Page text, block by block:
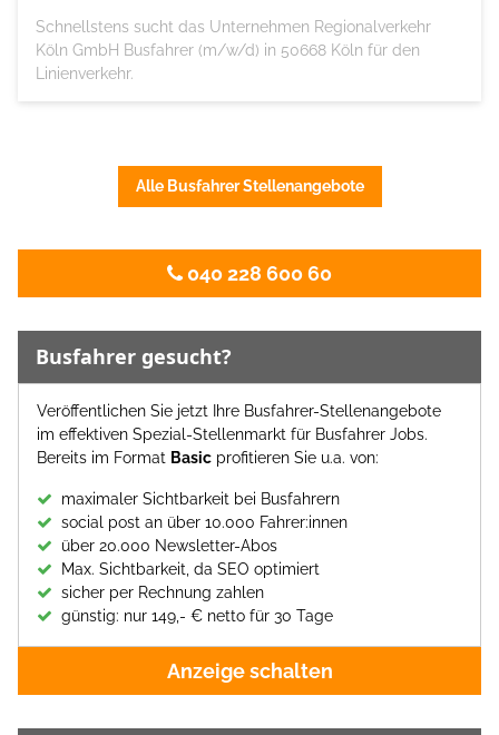
Schnellstens sucht das Unternehmen Regionalverkehr
Köln GmbH Busfahrer (m/w/d) in 50668 Köln für den
Linienverkehr.
Alle Busfahrer Stellenangebote
040 228 600 60
Busfahrer gesucht?
Veröffentlichen Sie jetzt Ihre Busfahrer-Stellenangebote
im effektiven Spezial-Stellenmarkt für Busfahrer Jobs.
Bereits im Format Basic profitieren Sie u.a. von:
maximaler Sichtbarkeit bei Busfahrern
social post an über 10.000 Fahrer:innen
über 20.000 Newsletter-Abos
Max. Sichtbarkeit, da SEO optimiert
sicher per Rechnung zahlen
günstig: nur 149,- € netto für 30 Tage
Anzeige schalten